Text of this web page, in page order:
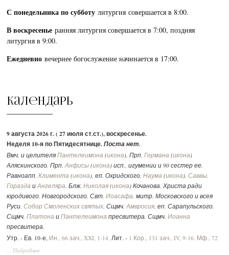
С понедельника по субботулитургия совершается в 8:00.
В воскресеньеранняя литургия совершается в 7:00, поздняя
литургия в 9:00.
Ежедневновечернее богослужение начинается в 17:00.
Календарь
9 августа 2026 г. ( 27 июля ст.ст.), воскресенье.
Неделя 10-я по Пятидесятнице.Поста нет.
Вмч. и целителяПантелеимона (икона). Прп.Германа (икона)
Аляскинского. Прп.Анфисы (икона) исп., игумении и 90 сестер ее.
Равноапп.Климента (икона), еп. Охридского,Наума (икона),Саввы,
Горазда иАнгеляра. Блж.Николая (икона) Кочанова, Христа ради
юродивого, Новгородского. Свт.Иоасафа, митр. Московского и всея
Руси.Собор Смоленских святых. Сщмч.Амвросия, еп. Сарапульского.
Сщмч.Платона иПантелеимона пресвитера. Сщмч.Иоанна
пресвитера.
Утр. - Ев. 10-е, Ин., 66 зач., XXI, 1-14. Лит. - 1 Кор., 131 зач., IV, 9-16. Мф., 72
зач., XVII, 14-23.
... Подробнее